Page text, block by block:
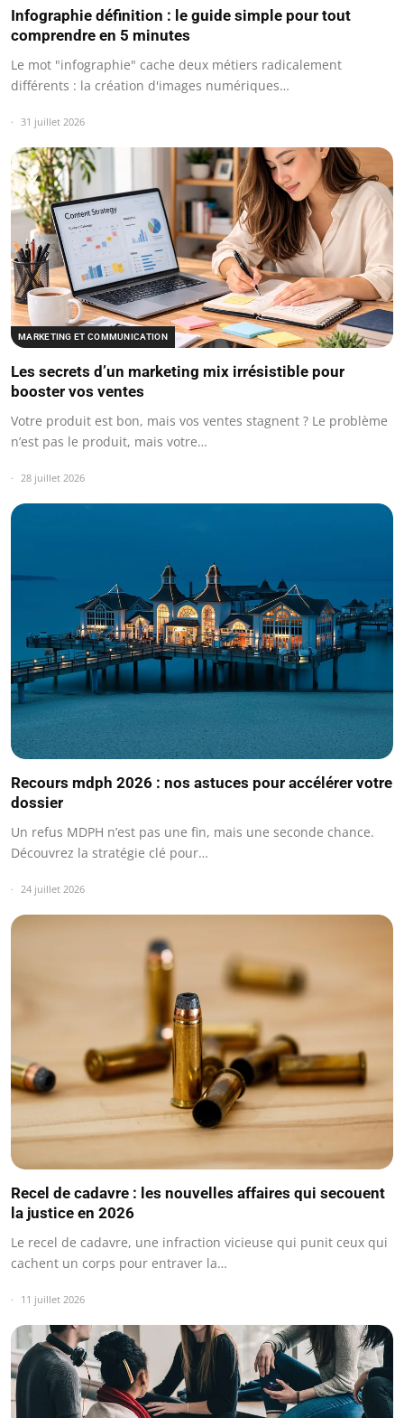
Infographie définition : le guide simple pour tout
comprendre en 5 minutes
Le mot "infographie" cache deux métiers radicalement
différents : la création d'images numériques…
31 juillet 2026
MARKETING ET COMMUNICATION
Les secrets d’un marketing mix irrésistible pour
booster vos ventes
Votre produit est bon, mais vos ventes stagnent ? Le problème
n’est pas le produit, mais votre…
28 juillet 2026
Recours mdph 2026 : nos astuces pour accélérer votre
dossier
Un refus MDPH n’est pas une fin, mais une seconde chance.
Découvrez la stratégie clé pour…
24 juillet 2026
Recel de cadavre : les nouvelles affaires qui secouent
la justice en 2026
Le recel de cadavre, une infraction vicieuse qui punit ceux qui
cachent un corps pour entraver la…
11 juillet 2026